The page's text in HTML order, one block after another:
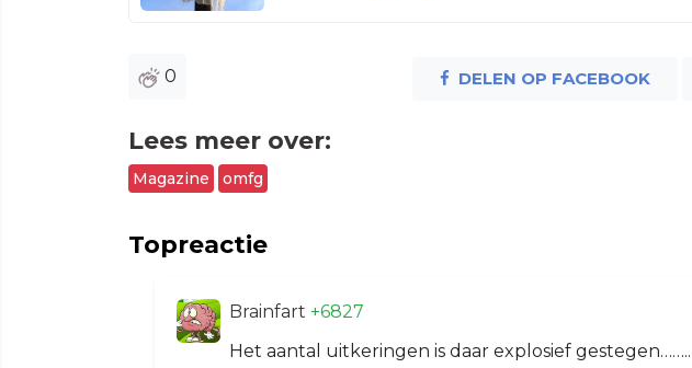
0 DELEN OP FACEBOOK
Lees meer over:
Magazine omfg
Topreactie
Brainfart +6827
Het aantal uitkeringen is daar explosief gestegen……..